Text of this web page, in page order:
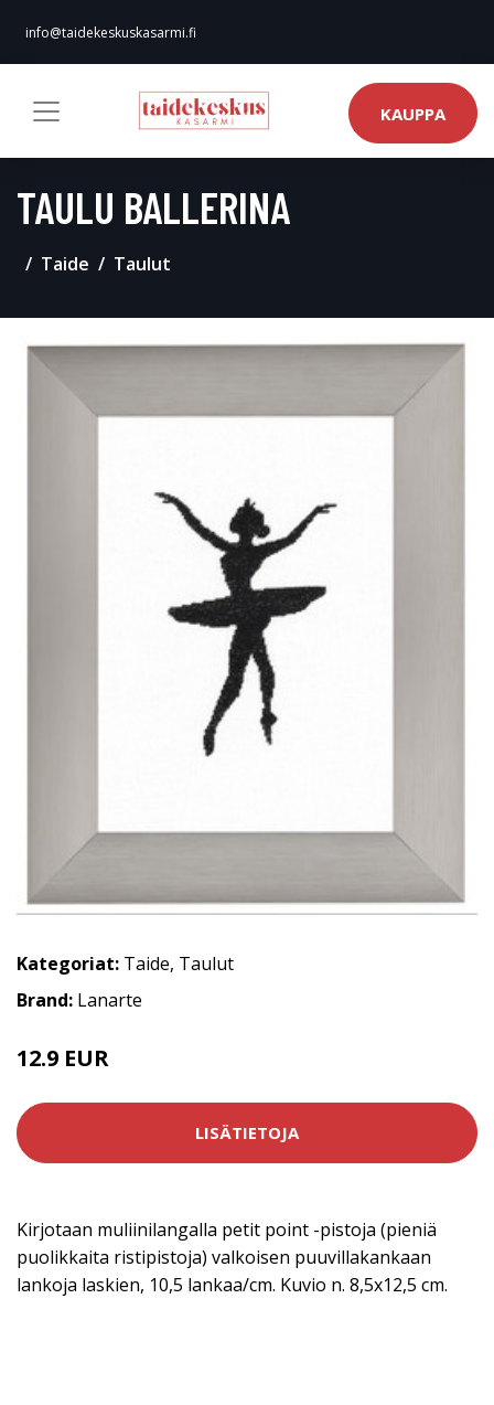
info@taidekeskuskasarmi.fi
KAUPPA
TAULU BALLERINA
Taide Taulut
Kategoriat: Taide, Taulut
Brand: Lanarte
12.9 EUR
LISÄTIETOJA
Kirjotaan muliinilangalla petit point -pistoja (pieniä
puolikkaita ristipistoja) valkoisen puuvillakankaan
lankoja laskien, 10,5 lankaa/cm. Kuvio n. 8,5x12,5 cm.